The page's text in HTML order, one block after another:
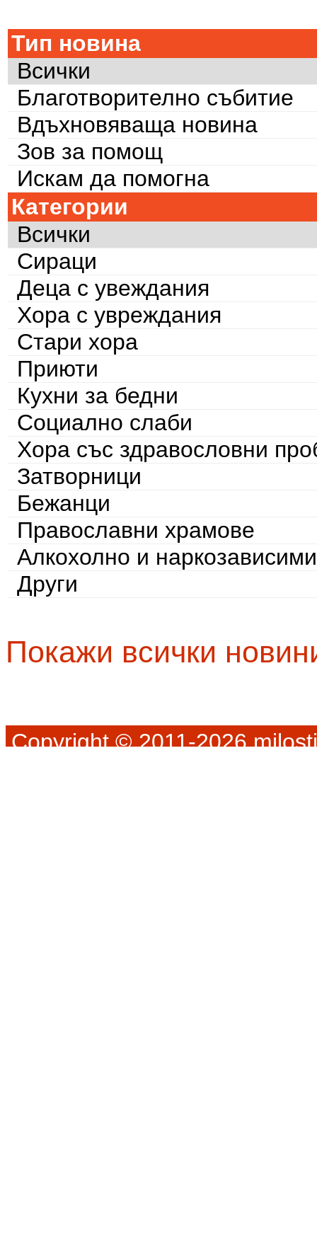
Тип новина
Всички
Благотворително събитие
Вдъхновяваща новина
Зов за помощ
Искам да помогна
Категории
Всички
Сираци
Деца с увеждания
Хора с увреждания
Стари хора
Приюти
Кухни за бедни
Социално слаби
Хора със здравословни
Затворници
Бежанци
Православни храмове
Алкохолно и наркозависими
Други
Покажи всички
Copyright © 2011-2026